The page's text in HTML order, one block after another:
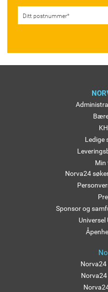
Ledige
Min
Norva24
Sponsor og
Norva24